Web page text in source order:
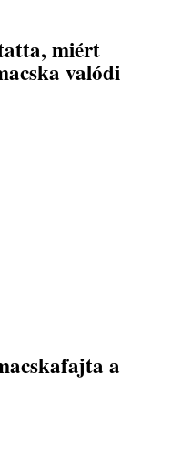
miért
valódi
a